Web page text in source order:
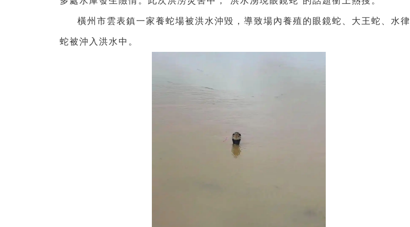
橫州市雲表鎮一家養蛇場被洪水沖毀，導致場內養殖的眼鏡蛇、大王蛇、水律
蛇被沖入洪水中。